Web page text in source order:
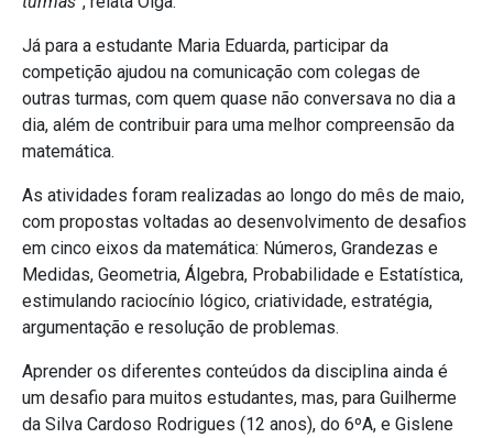
Já para a estudante Maria Eduarda, participar da
competição ajudou na comunicação com colegas de
outras turmas, com quem quase não conversava no dia a
dia, além de contribuir para uma melhor compreensão da
matemática.
As atividades foram realizadas ao longo do mês de maio,
com propostas voltadas ao desenvolvimento de desafios
em cinco eixos da matemática: Números, Grandezas e
Medidas, Geometria, Álgebra, Probabilidade e Estatística,
estimulando raciocínio lógico, criatividade, estratégia,
argumentação e resolução de problemas.
Aprender os diferentes conteúdos da disciplina ainda é
um desafio para muitos estudantes, mas, para Guilherme
da Silva Cardoso Rodrigues (12 anos), do 6ºA, e Gislene